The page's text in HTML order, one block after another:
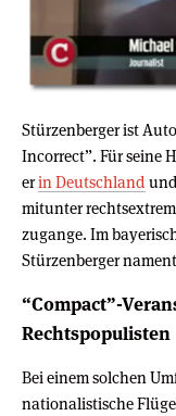
Stürzenberger ist
Incorrect”. Für seine
erin Deutschland
mitunter
zugange. Im
Stürzenberger
“Compact”-
Rechtspopulisten
Bei einem solchen
nationalistische